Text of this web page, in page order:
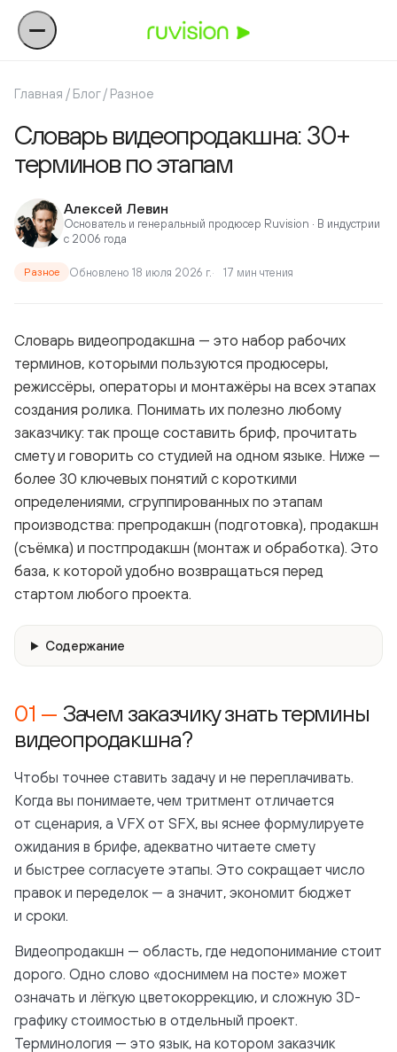
Главная / Блог/ Разное
Словарь видеопродакшна: 30+
терминов по этапам
Алексей Левин
Основатель и генеральный продюсер Ruvision · В индустрии
с 2006 года
Разное Обновлено 18 июля 2026 г. 17 мин чтения
Словарь видеопродакшна — это набор рабочих
терминов, которыми пользуются продюсеры,
режиссёры, операторы и монтажёры на всех этапах
создания ролика. Понимать их полезно любому
заказчику: так проще составить бриф, прочитать
смету и говорить со студией на одном языке. Ниже —
более 30 ключевых понятий с короткими
определениями, сгруппированных по этапам
производства: препродакшн (подготовка), продакшн
(съёмка) и постпродакшн (монтаж и обработка). Это
база, к которой удобно возвращаться перед
стартом любого проекта.
Содержание
Зачем заказчику знать термины
видеопродакшна?
Чтобы точнее ставить задачу и не переплачивать.
Когда вы понимаете, чем тритмент отличается
от сценария, а VFX от SFX, вы яснее формулируете
ожидания в брифе, адекватно читаете смету
и быстрее согласуете этапы. Это сокращает число
правок и переделок — а значит, экономит бюджет
и сроки.
Видеопродакшн — область, где недопонимание стоит
дорого. Одно слово «доснимем на посте» может
означать и лёгкую цветокоррекцию, и сложную 3D-
графику стоимостью в отдельный проект.
Терминология — это язык, на котором заказчик